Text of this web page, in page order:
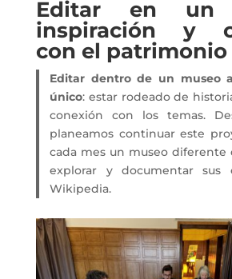
Editar en un
inspiración y
con el patrimonio
Editar dentro de un museo
único: estar rodeado de
conexión con los temas.
planeamos continuar este
cada mes un museo diferente
explorar y documentar sus
Wikipedia.